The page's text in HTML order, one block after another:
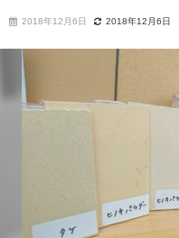
2018年12月6日 2018年12月6日